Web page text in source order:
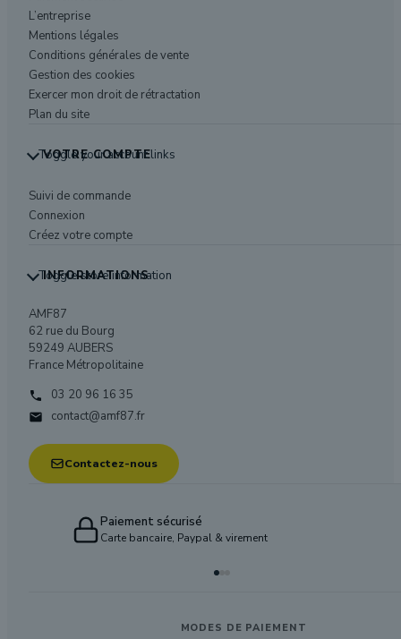
L’entreprise
Mentions légales
Conditions générales de vente
Gestion des cookies
Exercer mon droit de rétractation
Plan du site
VOTRE COMPTE
Toggle your account links
Suivi de commande
Connexion
Créez votre compte
INFORMATIONS
Toggle store information
AMF87
62 rue du Bourg
59249 AUBERS
France Métropolitaine
 03 20 96 16 35
 contact@amf87.fr
Contactez-nous
Paiement sécurisé
Carte bancaire, Paypal & virement
MODES DE PAIEMENT